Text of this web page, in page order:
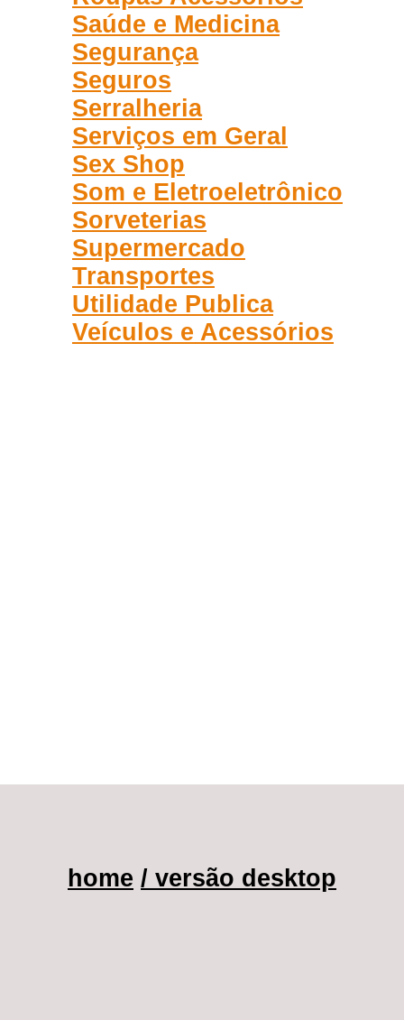
Saúde e Medicina
Segurança
Seguros
Serralheria
Serviços em Geral
Sex Shop
Som e Eletroeletrônico
Sorveterias
Supermercado
Transportes
Utilidade Publica
Veículos e Acessórios
home / versão desktop